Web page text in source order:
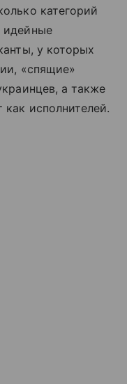
категорий
идейные
у которых
«спящие»
а также
исполнителей.